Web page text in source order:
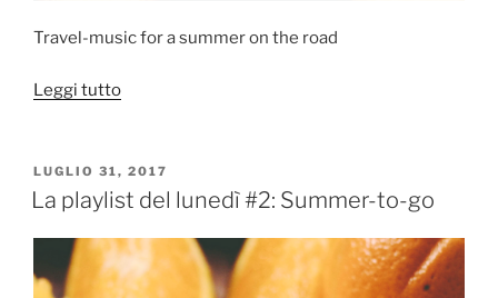
Travel-music for a summer on the road
Leggi tutto“La
lunedì
#3:
to
go”
PUBBLICATO
IL
LUGLIO 31, 2017
La playlist del lunedì #2: Summer-to-go